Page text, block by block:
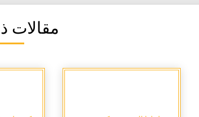
مقالات